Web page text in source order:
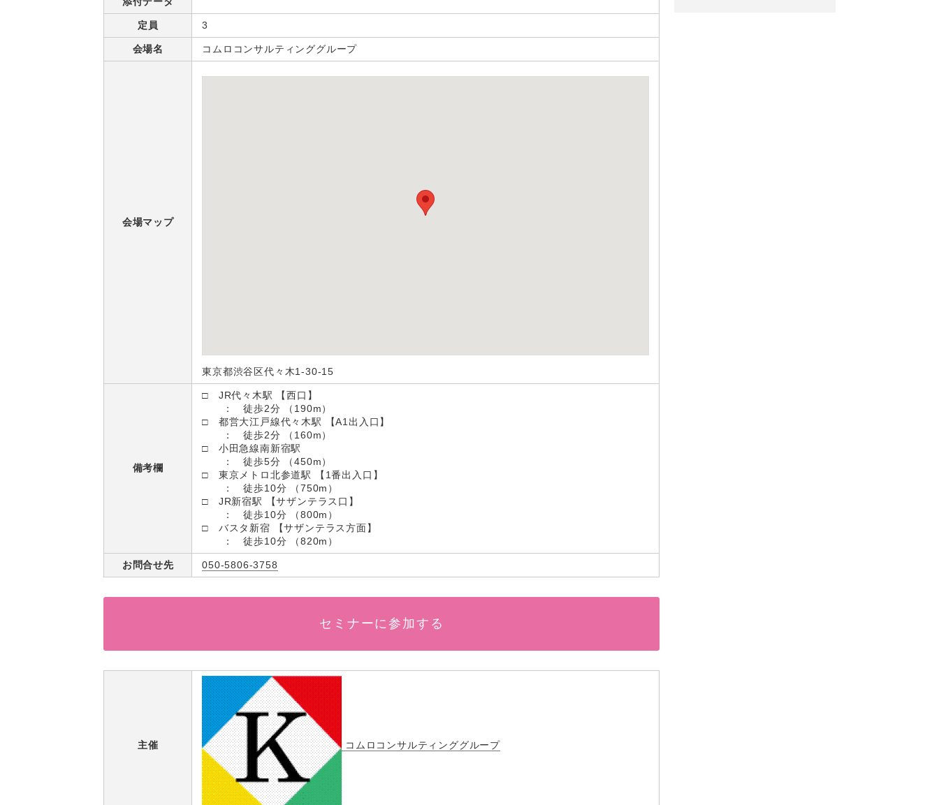
定員 3
会場名 コムロコンサルティンググループ
会場マップ
東京都渋谷区代々木1-30-15
備考欄
□ JR代々木駅 【西口】
： 徒歩2分 （190m）
□ 都営大江戸線代々木駅 【A1出入口】
： 徒歩2分 （160m）
□ 小田急線南新宿駅
： 徒歩5分 （450m）
□ 東京メトロ北参道駅 【1番出入口】
： 徒歩10分 （750m）
□ JR新宿駅 【サザンテラス口】
： 徒歩10分 （800m）
□ バスタ新宿 【サザンテラス方面】
： 徒歩10分 （820m）
お問合せ先 050-5806-3758
セミナーに参加する
主催 コムロコンサルティンググループ